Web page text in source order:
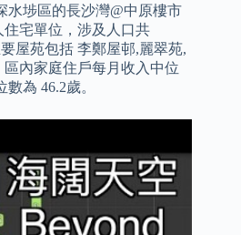
水埗區的長沙灣@中原樓市
住宅單位，涉及人口共
屋苑包括 李鄭屋邨,麗翠苑,
內家庭住戶每月收入中位
為 46.2歲。